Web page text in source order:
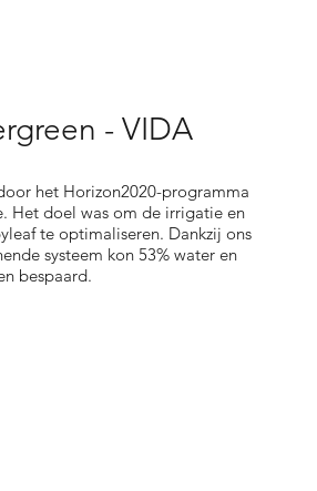
- VIDA
het Horizon2020-programma
Het doel was om de irrigatie en
te optimaliseren. Dankzij ons
systeem kon 53% water en
bespaard.